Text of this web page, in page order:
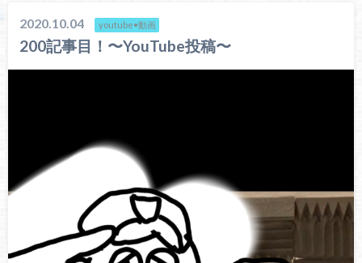
2020.10.04 youtube•動画
200記事目！〜YouTube投稿〜